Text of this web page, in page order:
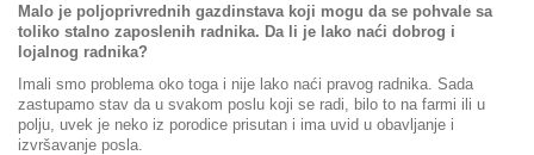
Malo je poljoprivrednih gazdinstava koji mogu da se pohvale sa
toliko stalno zaposlenih radnika. Da li je lako naći dobrog i
lojalnog radnika?
Imali smo problema oko toga i nije lako naći pravog radnika. Sada
zastupamo stav da u svakom poslu koji se radi, bilo to na farmi ili u
polju, uvek je neko iz porodice prisutan i ima uvid u obavljanje i
izvršavanje posla.